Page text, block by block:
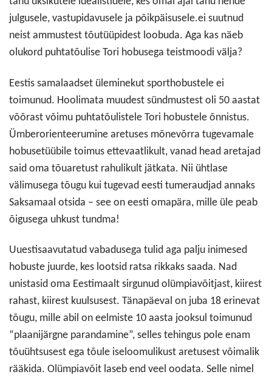
julgusele, vastupidavusele ja põikpäisusele.ei suutnud
neist ammustest tõutüüpidest loobuda. Aga kas näeb
olukord puhtatõulise Tori hobusega teistmoodi välja?
Eestis samalaadset üleminekut sporthobustele ei
toimunud. Hoolimata muudest sündmustest oli 50 aastat
võõrast võimu puhtatõulistele Tori hobustele õnnistus.
Ümberorienteerumine aretuses mõnevõrra tugevamale
hobusetüübile toimus ettevaatlikult, vanad head aretajad
said oma tõuaretust rahulikult jätkata. Nii ühtlase
välimusega tõugu kui tugevad eesti tumeraudjad annaks
Saksamaal otsida – see on eesti omapära, mille üle peab
õigusega uhkust tundma!
Uuestisaavutatud vabadusega tulid aga palju inimesed
hobuste juurde, kes lootsid ratsa rikkaks saada. Nad
unistasid oma Eestimaalt sirgunud olümpiavõitjast, kiirest
rahast, kiirest kuulsusest. Tänapäeval on juba 18 erinevat
tõugu, mille abil on eelmiste 10 aasta jooksul toimunud
“plaanijärgne parandamine”, selles tehingus pole enam
tõuühtsusest ega tõule iseloomulikust aretusest võimalik
rääkida. Olümpiavõit laseb end veel oodata. Selle nimel